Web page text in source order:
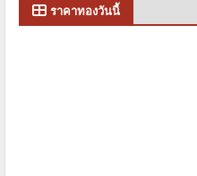
ราคาทองวันนี้